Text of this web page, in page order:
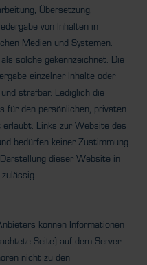
Übersetzung,
von Inhalten in
Medien und Systemen.
solche gekennzeichnet. Die
einzelner Inhalte oder
strafbar. Lediglich die
für den persönlichen, privaten
Links zur Website des
bedürfen keiner Zustimmung
dieser Website in
können Informationen
Seite) auf dem Server
nicht zu den